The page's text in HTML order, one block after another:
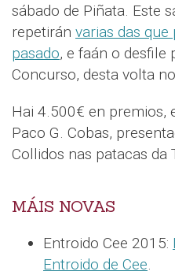
sábado de Piñata. Este
repetirán varias das
pasado, e faán o desfile
Concurso, desta volta
Hai 4.500€ en premios,
Paco G. Cobas,
Collidos nas patacas da
MÁIS NOVAS
Entroido Cee 2015:
Entroido de Cee.